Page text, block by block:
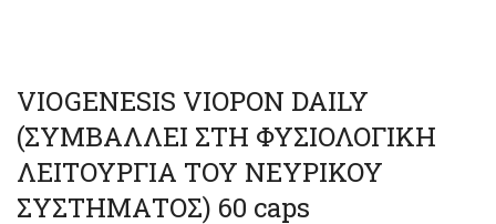
VIOGENESIS VIOPON DAILY
(ΣΥΜΒΑΛΛΕΙ ΣΤΗ ΦΥΣΙΟΛΟΓΙΚΗ
ΛΕΙΤΟΥΡΓΙΑ ΤΟΥ ΝΕΥΡΙΚΟΥ
ΣΥΣΤΗΜΑΤΟΣ) 60 caps